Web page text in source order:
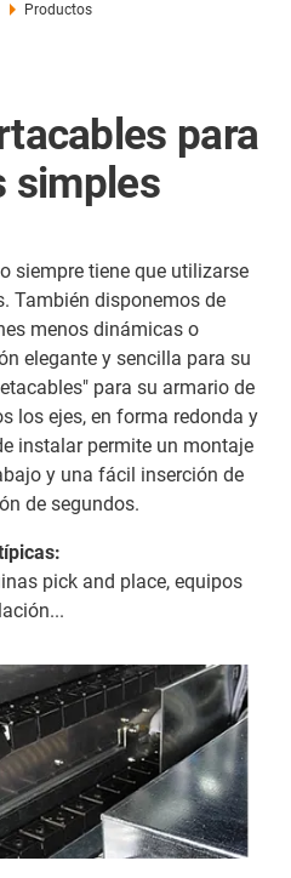
Productos
para
simples
siempre tiene que utilizarse
También disponemos de
menos dinámicas o
elegante y sencilla para su
para su armario de
los ejes, en forma redonda y
instalar permite un montaje
y una fácil inserción de
de segundos.
pick and place, equipos